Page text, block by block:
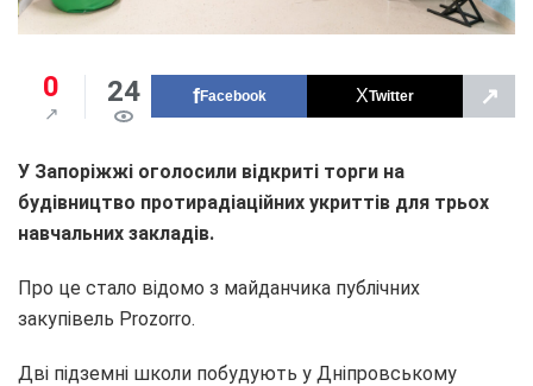
0 24 Facebook Twitter ↗
У Запоріжжі оголосили відкриті торги на
будівництво протирадіаційних укриттів для трьох
навчальних закладів.
Про це стало відомо з майданчика публічних
закупівель Prozorro.
Дві підземні школи побудують у Дніпровському